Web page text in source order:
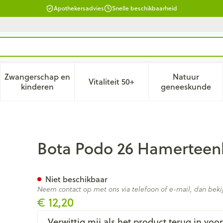
Apothekersadvies Snelle beschikbaarheid
verzorging en hygiëne categorie
voor Dieet, voeding en vitamines categorie
Zwangerschap en
kinderenToon submenu voor Zwangerschap en kinderen
Vitaliteit 50+Toon submenu voor Vitaliteit
Natuur
geneeskunde
Toon
Links Large
Bota Podo 26
€ 12,20
Niet beschikbaar
Neem contact op met ons via telefoon of e-mail, dan